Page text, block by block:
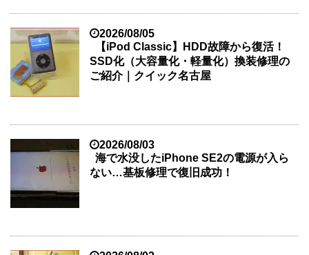
2026/08/05
【iPod Classic】HDD故障から復活！
SSD化（大容量化・軽量化）換装修理の
ご紹介｜クイック名古屋
2026/08/03
海で水没したiPhone SE2の電源が入ら
ない…基板修理で復旧成功！